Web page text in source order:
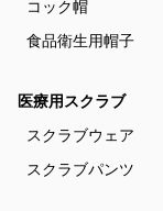
コック帽
食品衛生用帽子
医療用スクラブ
スクラブウェア
スクラブパンツ